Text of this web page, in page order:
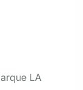
LA